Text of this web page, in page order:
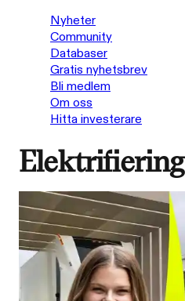
Nyheter
Community
Databaser
Gratis nyhetsbrev
Bli medlem
Om oss
Hitta investerare
Elektrifiering